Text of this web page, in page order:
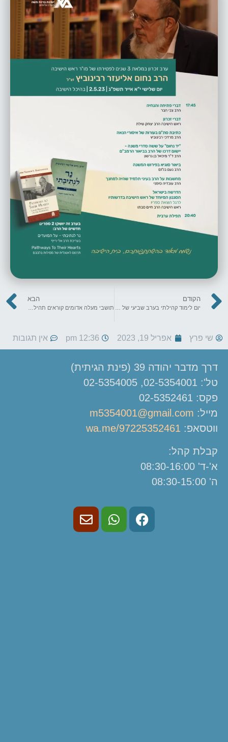
הקודם הבא
שי פרץ אפריל 19, 2023 12:36 pm אין תגובות
דרך מדבר יהודה 39 (פינת הגיתית)
טל': 02-5354001, 02-5354005
פקס: 02-5352461
מייל: m5354001@gmail.com
ווטסאפ: wa.me/97225352461
קבלת קהל:
א'-ד' 08:30-16:00
ה' 08:30-15:00